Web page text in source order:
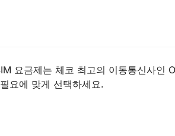
요금제는 체코 최고의 이동통신사인
요에 맞게 선택하세요.